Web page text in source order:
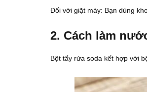
Đối với giặt máy: Bạn dùng
2. Cách làm
Bột tẩy rửa soda kết hợp với